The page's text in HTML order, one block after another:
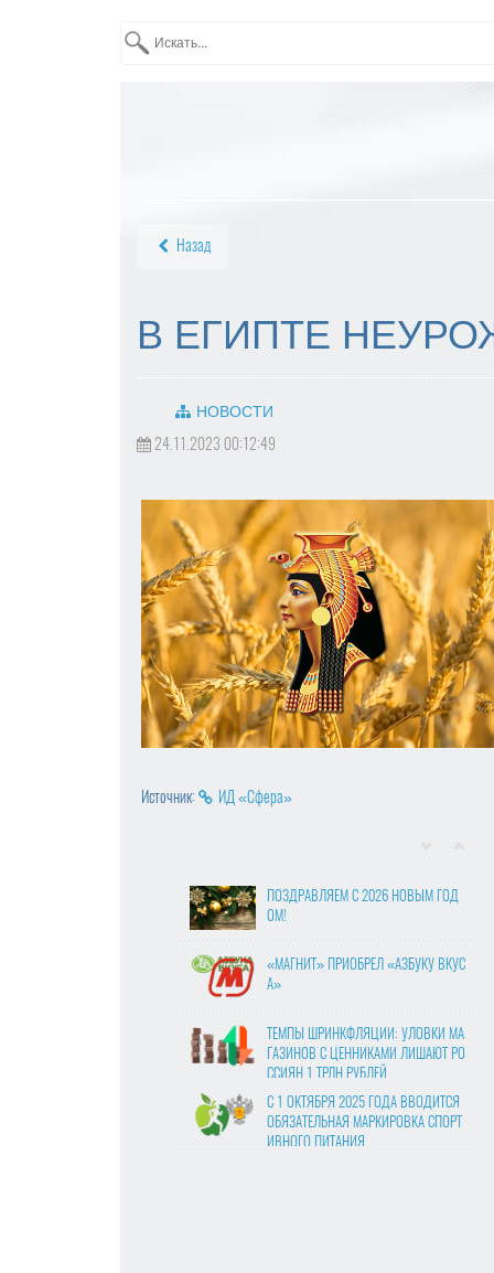
Назад
В ЕГИПТЕ
НОВОСТИ
24.11.2023 00:12:49
Источник: ИД «Сфера»
ПОЗДРАВЛЯЕМ С 2026 НОВЫМ ГОД
ОМ!
«МАГНИТ» ПРИОБРЕЛ «АЗБУКУ ВКУС
А»
ТЕМПЫ ШРИНКФЛЯЦИИ: УЛОВКИ МА
ГАЗИНОВ С ЦЕННИКАМИ ЛИШАЮТ РО
ССИЯН 1 ТРЛН РУБЛЕЙ
С 1 ОКТЯБРЯ 2025 ГОДА ВВОДИТСЯ
ОБЯЗАТЕЛЬНАЯ МАРКИРОВКА СПОРТ
ИВНОГО ПИТАНИЯ